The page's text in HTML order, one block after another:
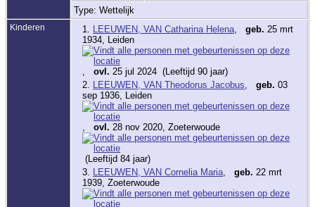
Type: Wettelijk
Kinderen 1. LEEUWEN, VAN Catharina Helena geb. 25 mrt
1934, Leiden
ovl. 25 jul 2024 (Leeftijd 90 jaar)
2.
LEEUWEN, VAN Theodorus Jacobus geb. 03
sep 1936, Leiden
ovl. 28 nov 2020, Zoeterwoude
(Leeftijd 84 jaar)
3.
LEEUWEN, VAN Cornelia Maria geb. 22 mrt
1939, Zoeterwoude